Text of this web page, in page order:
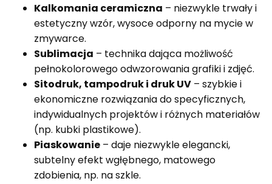
Kalkomania ceramiczna – niezwykle trwały i
estetyczny wzór, wysoce odporny na mycie w
zmywarce.
Sublimacja – technika dająca możliwość
pełnokolorowego odwzorowania grafiki i zdjęć.
Sitodruk, tampodruk i druk UV – szybkie i
ekonomiczne rozwiązania do specyficznych,
indywidualnych projektów i różnych materiałów
(np. kubki plastikowe).
Piaskowanie – daje niezwykle elegancki,
subtelny efekt wgłębnego, matowego
zdobienia, np. na szkle.